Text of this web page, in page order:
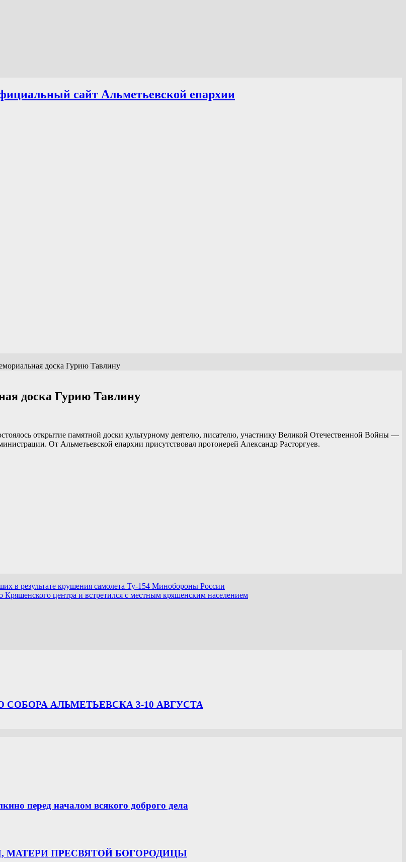
сайт Альметьевской епархии
доска Гурию Тавлину
доска Гурию Тавлину
открытие памятной доски культурному деятелю, писателю, участнику Великой Отечественной Войны —
От Альметьевской епархии присутствовал протоиерей Александр Расторгуев.
в результате крушения самолета Ту-154 Минобороны России
центра и встретился с местным кряшенским населением
АЛЬМЕТЬЕВСКА 3-10 АВГУСТА
перед началом всякого доброго дела
МАТЕРИ ПРЕСВЯТОЙ БОГОРОДИЦЫ